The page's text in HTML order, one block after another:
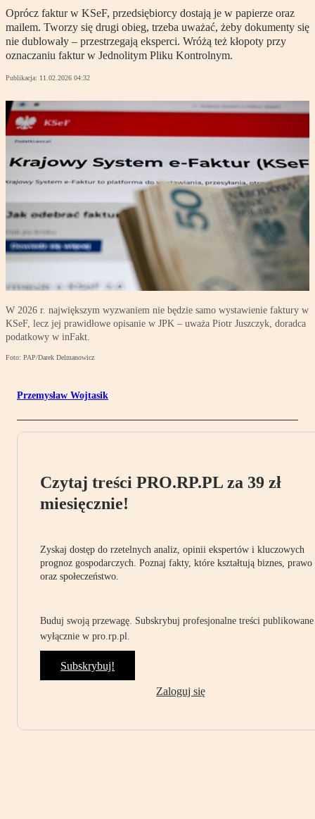
Oprócz faktur w KSeF, przedsiębiorcy dostają je w papierze oraz
mailem. Tworzy się drugi obieg, trzeba uważać, żeby dokumenty się
nie dublowały – przestrzegają eksperci. Wróżą też kłopoty przy
oznaczaniu faktur w Jednolitym Pliku Kontrolnym.
Publikacja: 11.02.2026 04:32
W 2026 r. największym wyzwaniem nie będzie samo wystawienie faktury w
KSeF, lecz jej prawidłowe opisanie w JPK – uważa Piotr Juszczyk, doradca
podatkowy w inFakt.
Foto: PAP/Darek Delmanowicz
Przemysław Wojtasik
Czytaj treści PRO.RP.PL za 39 zł
miesięcznie!
Zyskaj dostęp do rzetelnych analiz, opinii ekspertów i kluczowych
prognoz gospodarczych. Poznaj fakty, które kształtują biznes, prawo
oraz społeczeństwo.
Buduj swoją przewagę. Subskrybuj profesjonalne treści publikowane
wyłącznie w pro.rp.pl.
Subskrybuj!
Zaloguj się